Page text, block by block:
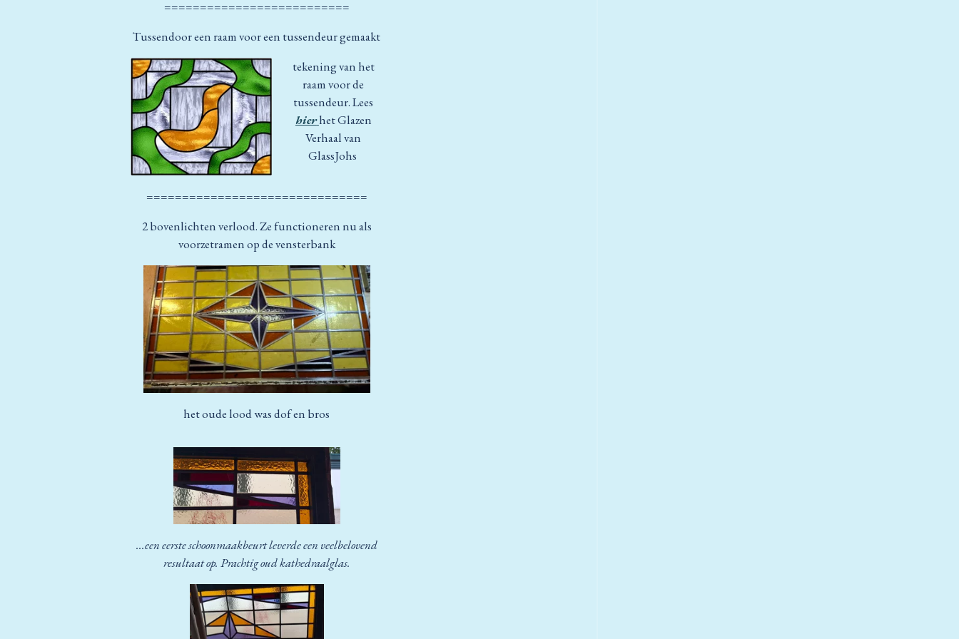
==========================
Tussendoor een raam voor een tussendeur gemaakt
tekening van het
raam voor de
tussendeur. Lees
hierhet Glazen
Verhaal van
GlassJohs
===============================
2 bovenlichten verlood. Ze functioneren nu als
voorzetramen op de vensterbank
het oude lood was dof en bros
...een eerste schoonmaakbeurt leverde een veelbelovend
resultaat op. Prachtig oud kathedraalglas.